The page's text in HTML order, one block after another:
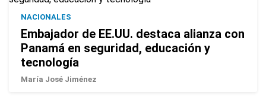
NACIONALES
Embajador de EE.UU. destaca alianza con
Panamá en seguridad, educación y
tecnología
María José Jiménez